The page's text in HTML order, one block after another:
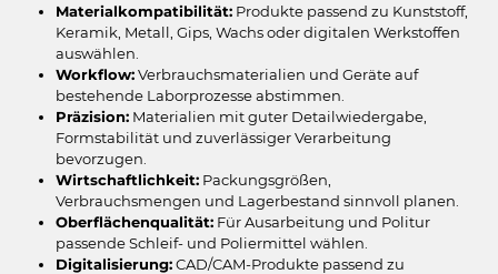
Materialkompatibilität: Produkte passend zu Kunststoff,
Keramik, Metall, Gips, Wachs oder digitalen Werkstoffen
auswählen.
Workflow:Verbrauchsmaterialien und Geräte auf
bestehende Laborprozesse abstimmen.
Präzision: Materialien mit guter Detailwiedergabe,
Formstabilität und zuverlässiger Verarbeitung
bevorzugen.
Wirtschaftlichkeit: Packungsgrößen,
Verbrauchsmengen und Lagerbestand sinnvoll planen.
Oberflächenqualität: Für Ausarbeitung und Politur
passende Schleif- und Poliermittel wählen.
Digitalisierung:CAD/CAM-Produkte passend zu